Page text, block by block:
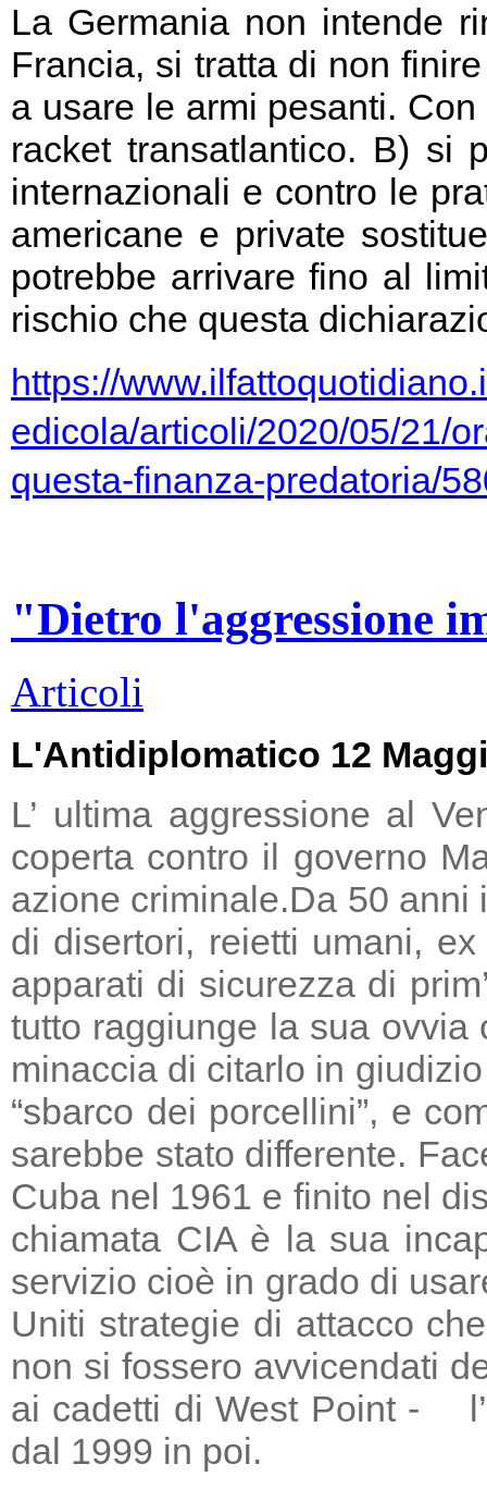
La Germania non intende
Francia, si tratta di non
a usare le armi pesanti.
racket transatlantico. B) si
internazionali e contro le
americane e private
potrebbe arrivare fino al
rischio che questa
https://
edicola/articoli/2020/05/21/
questa-finanza-predatoria/
"Dietro l'aggressione
Articoli
L'Antidiplomatico 12
L’ ultima aggressione al
coperta contro il governo
azione criminale.Da 50 anni
di disertori, reietti umani,
apparati di sicurezza di
tutto raggiunge la sua
minaccia di citarlo in
“sbarco dei porcellini”, e
sarebbe stato differente.
Cuba nel 1961 e finito nel
chiamata CIA è la sua
servizio cioè in grado di
Uniti strategie di attacco
non si fossero avvicendati
ai cadetti di West Point - l’
dal 1999 in poi.